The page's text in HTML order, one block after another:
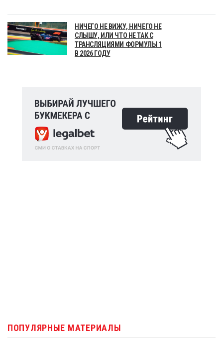
НИЧЕГО НЕ ВИЖУ, НИЧЕГО НЕ
СЛЫШУ, ИЛИ ЧТО НЕ ТАК С
ТРАНСЛЯЦИЯМИ ФОРМУЛЫ 1
В 2026 ГОДУ
ПОПУЛЯРНЫЕ МАТЕРИАЛЫ